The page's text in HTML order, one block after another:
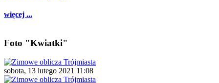
więcej ...
Foto "Kwiatki"
sobota, 13 lutego 2021 11:08